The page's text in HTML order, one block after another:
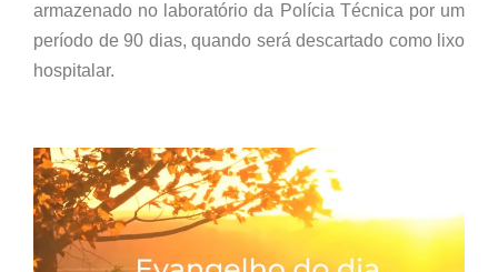
armazenado no laboratório da Polícia Técnica por um
período de 90 dias, quando será descartado como lixo
hospitalar.